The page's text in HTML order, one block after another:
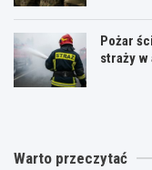
Pożar
straży
Warto przeczytać